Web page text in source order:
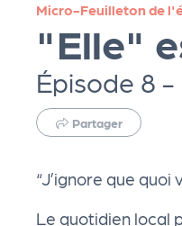
Micro-Feuilleton de
"Elle"
Épisode 8
Partager
“J’ignore que
Le quotidien local
o
ut
l'
a